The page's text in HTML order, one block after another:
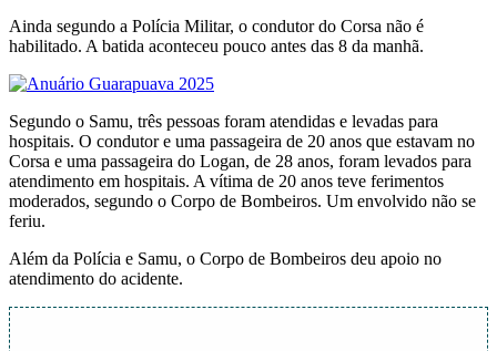
Ainda segundo a Polícia Militar, o condutor do Corsa não é
habilitado. A batida aconteceu pouco antes das 8 da manhã.
Segundo o Samu, três pessoas foram atendidas e levadas para
hospitais. O condutor e uma passageira de 20 anos que estavam no
Corsa e uma passageira do Logan, de 28 anos, foram levados para
atendimento em hospitais. A vítima de 20 anos teve ferimentos
moderados, segundo o Corpo de Bombeiros. Um envolvido não se
feriu.
Além da Polícia e Samu, o Corpo de Bombeiros deu apoio no
atendimento do acidente.